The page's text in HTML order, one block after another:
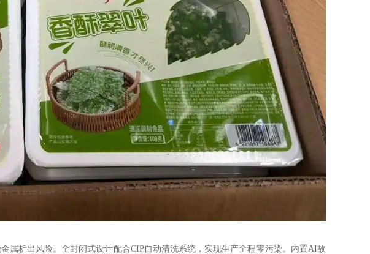
属析出风险。全封闭式设计配合CIP自动清洗系统，实现生产全程零污染。内置AI故